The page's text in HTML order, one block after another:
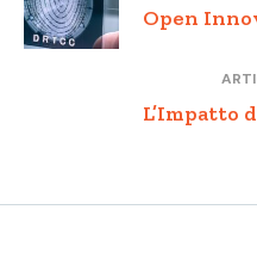
Open
L’Impatto